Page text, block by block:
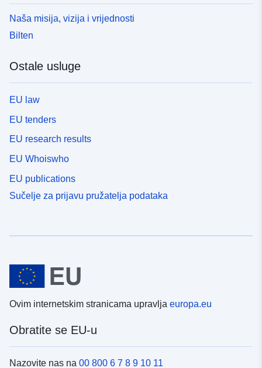
Naša misija, vizija i vrijednosti
Bilten
Ostale usluge
EU law
EU tenders
EU research results
EU Whoiswho
EU publications
Sučelje za prijavu pružatelja podataka
Ovim internetskim stranicama upravlja europa.eu
Obratite se EU-u
Nazovite nas na 00 800 6 7 8 9 10 11